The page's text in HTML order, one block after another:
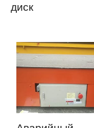
диск